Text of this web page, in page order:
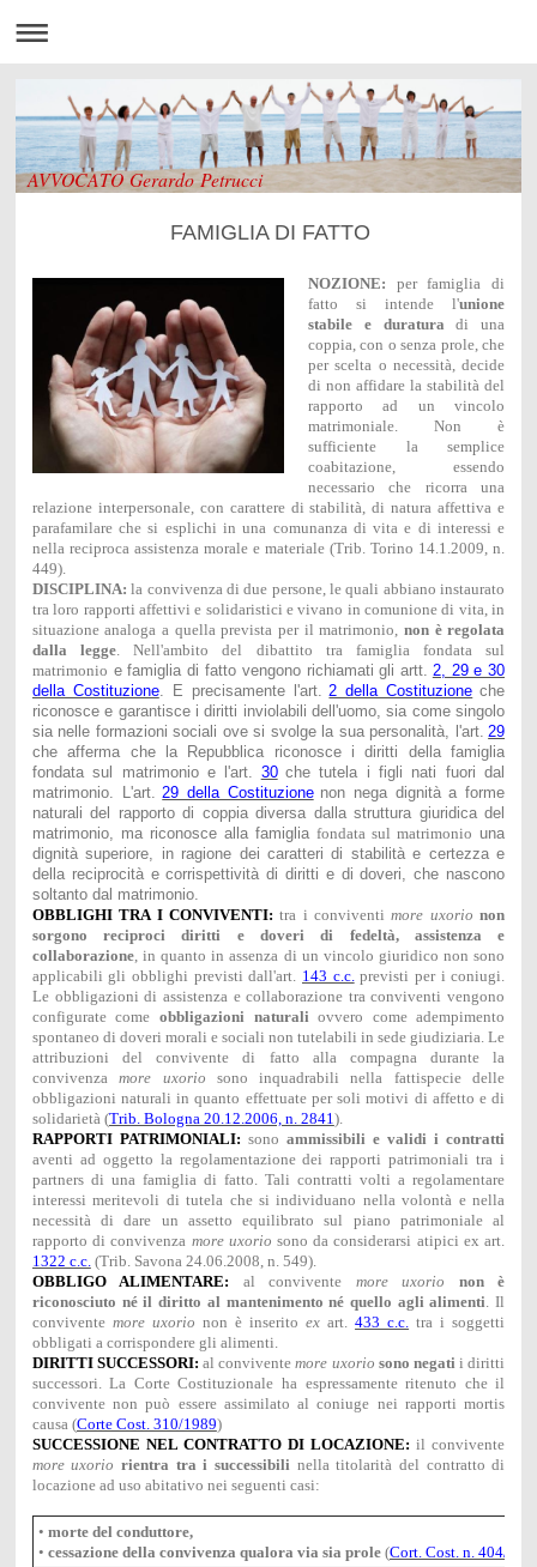
AVVOCATO Gerardo Petrucci
FAMIGLIA DI FATTO
NOZIONE:
per famiglia di
fatto si intende l'unione
stabile e duratura di una
coppia, con o senza prole, che
per scelta o necessità, decide
di non affidare la stabilità del
rapporto ad un vincolo
matrimoniale. Non è
sufficiente la semplice
coabitazione, essendo
necessario che ricorra una
relazione interpersonale, con carattere di stabilità, di natura affettiva e
parafamilare che si esplichi in una comunanza di vita e di interessi e
nella reciproca assistenza morale e materiale (Trib. Torino 14.1.2009, n.
449).
DISCIPLINA: la convivenza di due persone, le quali abbiano instaurato
tra loro rapporti affettivi e solidaristici e vivano in comunione di vita, in
situazione analoga a quella prevista per il matrimonio, non è regolata
dalla legge . Nell'ambito del dibattito tra famiglia fondata sul
matrimonio e famiglia di fatto vengono richiamati gli artt. 2, 29 e 30
della Costituzione. E precisamente l'art. 2 della Costituzione che
riconosce e garantisce i diritti inviolabili dell'uomo, sia come singolo
sia nelle formazioni sociali ove si svolge la sua personalità, l'art. 29
che afferma che la Repubblica riconosce i diritti della famiglia
fondata sul matrimonio e l'art.
30 che tutela i figli nati fuori dal
matrimonio. L'art.
29 della Costituzione non nega dignità a forme
naturali del rapporto di coppia diversa dalla struttura giuridica del
matrimonio, ma riconosce alla famigliafondata sul matrimonio una
dignità superiore, in ragione dei caratteri di stabilità e certezza e
della reciprocità e corrispettività di diritti e di doveri, che nascono
soltanto dal matrimonio.
OBBLIGHI TRA I CONVIVENTI: tra i conviventimore uxorio non
sorgono reciproci diritti e doveri di fedeltà, assistenza e
collaborazione, in quanto in assenza di un vincolo giuridico non sono
applicabili gli obblighi previsti dall'art. 143 c.c. previsti per i coniugi.
Le obbligazioni di assistenza e collaborazione tra conviventi vengono
configurate come obbligazioni naturali ovvero come adempimento
spontaneo di doveri morali e sociali non tutelabili in sede giudiziaria. Le
attribuzioni del convivente di fatto alla compagna durante la
convivenzamore uxorio sono inquadrabili nella fattispecie delle
obbligazioni naturali in quanto effettuate per soli motivi di affetto e di
solidarietà (Trib. Bologna 20.12.2006, n. 2841 ).
RAPPORTI PATRIMONIALI: sono ammissibili e validi i contratti
aventi ad oggetto la regolamentazione dei rapporti patrimoniali tra i
partners di una famiglia di fatto. Tali contratti volti a regolamentare
interessi meritevoli di tutela che si individuano nella volontà e nella
necessità di dare un assetto equilibrato sul piano patrimoniale al
rapporto di convivenza more uxorio sono da considerarsi atipici ex art.
1322 c.c. (Trib. Savona 24.06.2008, n. 549).
OBBLIGO ALIMENTARE:
al convivente more uxorio
non è
riconosciuto né il diritto al mantenimento né quello agli alimenti . Il
convivente more uxorio non è inseritoex art.433 c.c. tra i soggetti
obbligati a corrispondere gli alimenti.
DIRITTI SUCCESSORI: al conviventemore uxorio sono negati i diritti
successori. La Corte Costituzionale ha espressamente ritenuto che il
convivente non può essere assimilato al coniuge nei rapporti mortis
causa (Corte Cost. 310/1989)
SUCCESSIONE NEL CONTRATTO DI LOCAZIONE: il convivente
more uxorio rientra tra i successibili nella titolarità del contratto di
locazione ad uso abitativo nei seguenti casi:
• morte del conduttore,
• cessazione della convivenza qualora via sia prole(Cort. Cost. n. 404/